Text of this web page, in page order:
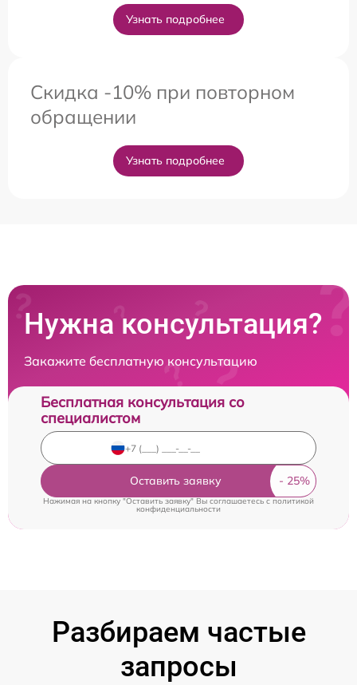
Узнать подробнее
Скидка -10% при повторном
обращении
Узнать подробнее
Нужна консультация?
Закажите бесплатную консультацию
Бесплатная консультация со
специалистом
Оставить заявку
Нажимая на кнопку "Оставить заявку" Вы соглашаетесь c политикой
конфиденциальности
Разбираем частые
запросы